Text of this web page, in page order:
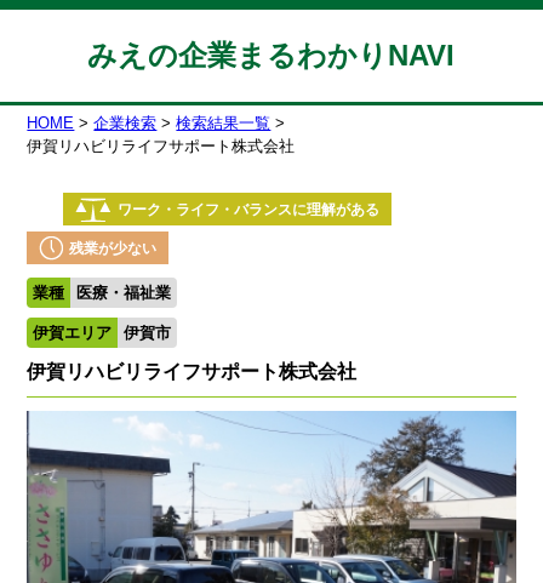
みえの企業まるわかりNAVI
HOME 企業検索
検索結果一覧
伊賀リハビリライフサポート株式会社
ワーク・ライフ・バランスに理解がある
残業が少ない
業種 医療・福祉業
伊賀エリア 伊賀市
伊賀リハビリライフサポート株式会社